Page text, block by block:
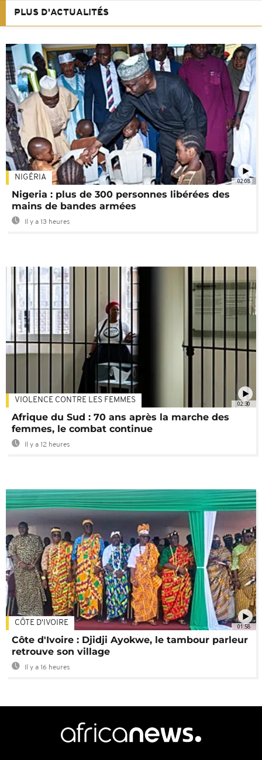
PLUS D'ACTUALITÉS
02:08
NIGÉRIA
Nigeria : plus de 300 personnes libérées des
mains de bandes armées
Il y a 13 heures
02:30
VIOLENCE CONTRE LES FEMMES
Afrique du Sud : 70 ans après la marche des
femmes, le combat continue
Il y a 12 heures
01:58
CÔTE D'IVOIRE
Côte d'Ivoire : Djidji Ayokwe, le tambour parleur
retrouve son village
Il y a 16 heures